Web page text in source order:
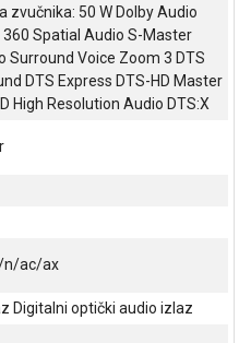
zvučnika: 50 W Dolby Audio
Spatial Audio S-Master
Surround Voice Zoom 3 DTS
DTS Express DTS-HD Master
High Resolution Audio DTS:X
n/ac/ax
Digitalni optički audio izlaz